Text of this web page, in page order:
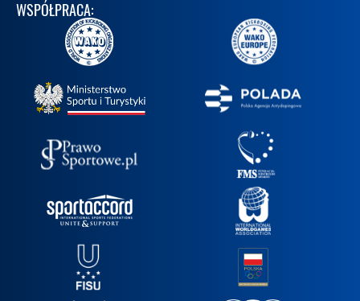
WSPÓŁPRACA: